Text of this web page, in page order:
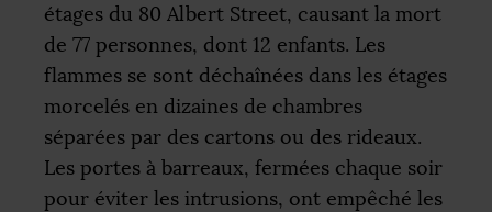
étages du 80 Albert Street, causant la mort
de 77 personnes, dont 12 enfants. Les
flammes se sont déchaînées dans les étages
morcelés en dizaines de chambres
séparées par des cartons ou des rideaux.
Les portes à barreaux, fermées chaque soir
pour éviter les intrusions, ont empêché les